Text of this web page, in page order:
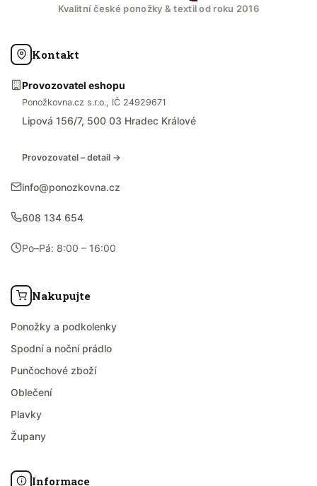
Kvalitní české ponožky & textil od roku 2016
Kontakt
Provozovatel eshopu
Ponožkovna.cz s.r.o., IČ 24929671
Lipová 156/7, 500 03 Hradec Králové
Provozovatel – detail →
info@ponozkovna.cz
608 134 654
Po–Pá: 8:00 – 16:00
Nakupujte
Ponožky a podkolenky
Spodní a noční prádlo
Punčochové zboží
Oblečení
Plavky
Župany
Informace